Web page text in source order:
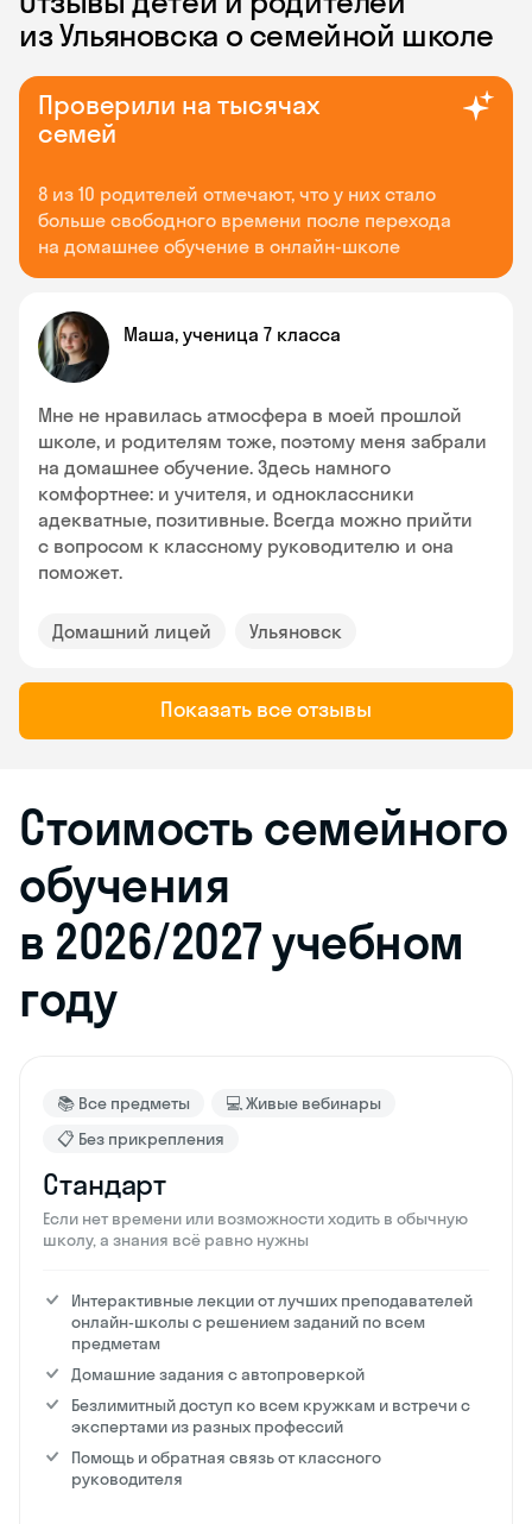
из Ульяновска о семейной школе
Проверили на тысячах
семей
8 из 10 родителей отмечают, что у них стало
больше свободного времени после перехода
на домашнее обучение в онлайн-школе
Маша, ученица 7 класса
Мне не нравилась атмосфера в моей прошлой
школе, и родителям тоже, поэтому меня забрали
на домашнее обучение. Здесь намного
комфортнее: и учителя, и одноклассники
адекватные, позитивные. Всегда можно прийти
с вопросом к классному руководителю и она
поможет.
Домашний лицей Ульяновск
Показать все отзывы
Стоимость семейного
обучения
в 2026/2027 учебном
году
📚 Все предметы
💻 Живые вебинары
📋 Без прикрепления
Стандарт
Если нет времени или возможности ходить в обычную
школу, а знания всё равно нужны
Интерактивные лекции от лучших преподавателей
онлайн-школы с решением заданий по всем
предметам
Домашние задания с автопроверкой
Безлимитный доступ ко всем кружкам и встречи с
экспертами из разных профессий
Помощь и обратная связь от классного
руководителя